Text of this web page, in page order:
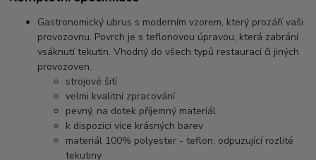
Gastronomický ubrus s moderním vzorem, který prozáří vaši
provozovnu. Povrch je s teflonovou úpravou, která zabrání
vsáknutí tekutin. Vhodný do všech typů restaurací či jiných
provozoven.
strojové šití
velmi kvalitní zpracování
pevný, na dotek příjemný materiál
k dispozici více krásných barev
materiál 100% polyester - teflon, odpuzující rozlité
tekutiny